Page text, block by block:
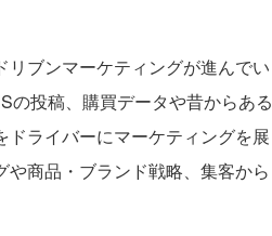
ブンマーケティングが進んでい
の投稿、購買データや昔からある
ライバーにマーケティングを展
商品・ブランド戦略、集客から